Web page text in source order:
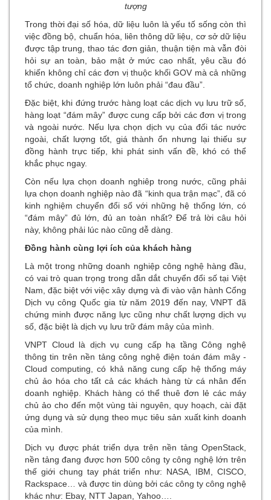
tượng
Trong thời đại số hóa, dữ liệu luôn là yếu tố sống còn thì
việc đồng bộ, chuẩn hóa, liên thông dữ liệu, cơ sở dữ liệu
được tập trung, thao tác đơn giản, thuận tiện mà vẫn đòi
hỏi sự an toàn, bảo mật ở mức cao nhất, yêu cầu đó
khiến không chỉ các đơn vị thuộc khối GOV mà cả những
tổ chức, doanh nghiệp lớn luôn phải “đau đầu”.
Đặc biệt, khi đứng trước hàng loạt các dịch vụ lưu trữ số,
hàng loạt “đám mây” được cung cấp bởi các đơn vị trong
và ngoài nước. Nếu lựa chọn dịch vụ của đối tác nước
ngoài, chất lượng tốt, giá thành ổn nhưng lại thiếu sự
đồng hành trực tiếp, khi phát sinh vấn đề, khó có thể
khắc phục ngay.
Còn nếu lựa chọn doanh nghiêp trong nước, cũng phải
lựa chọn doanh nghiệp nào đã “kinh qua trận mạc”, đã có
kinh nghiệm chuyển đổi số với những hệ thống lớn, có
“đám mây” đủ lớn, đủ an toàn nhất? Để trả lời câu hỏi
này, không phải lúc nào cũng dễ dàng.
Đồng hành cùng lợi ích của khách hàng
Là một trong những doanh nghiệp công nghệ hàng đầu,
có vai trò quan trọng trong dẫn dắt chuyển đổi số tại Việt
Nam, đặc biệt với việc xây dựng và đi vào vận hành Cổng
Dịch vụ công Quốc gia từ năm 2019 đến nay, VNPT đ
chứng minh được năng lực cũng như chất lượng dịch vụ
số, đặc biệt là dịch vụ lưu trữ đám mây của mình.
VNPT Cloud là dịch vụ cung cấp hạ tầng Công nghệ
thông tin trên nền tảng công nghệ điện toán đám mây -
Cloud computing, có khả năng cung cấp hệ thống máy
chủ ảo hóa cho tất cả các khách hàng từ cá nhân đến
doanh nghiệp. Khách hàng có thể thuê đơn lẻ các máy
chủ ảo cho đến một vùng tài nguyên, quy hoạch, cài đặt
ứng dụng và sử dụng theo mục tiêu sản xuất kinh doanh
của mình.
Dịch vụ được phát triển dựa trên nền tảng OpenStack,
nền tảng đang được hơn 500 công ty công nghệ lớn trên
thế giới chung tay phát triển như: NASA, IBM, CISCO,
Rackspace… và được tin dùng bởi các công ty công nghệ
khác như: Ebay, NTT Japan, Yahoo….